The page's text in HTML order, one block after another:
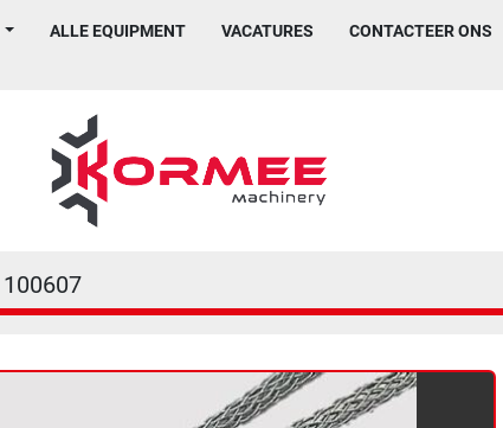
ALLE EQUIPMENT VACATURES CONTACTEER ONS
100607